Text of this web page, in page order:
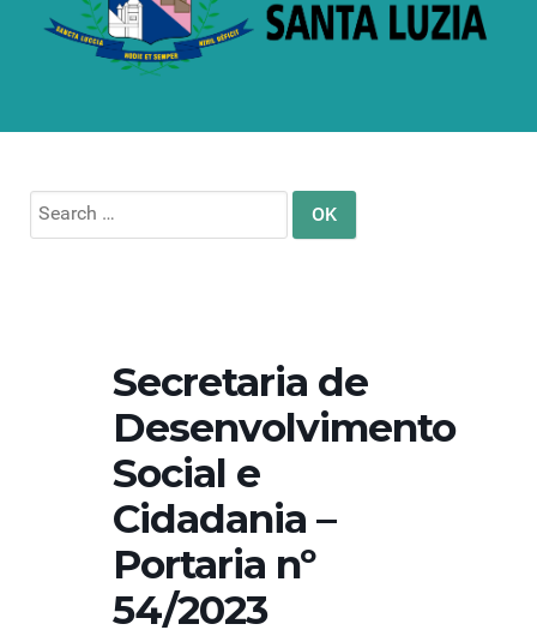
Search
for:
Secretaria de
Desenvolvimento
Social e
Cidadania –
Portaria nº
54/2023